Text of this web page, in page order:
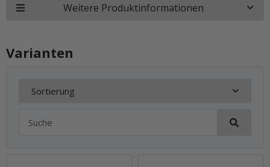
Weitere Produktinformationen
Varianten
Sortierung